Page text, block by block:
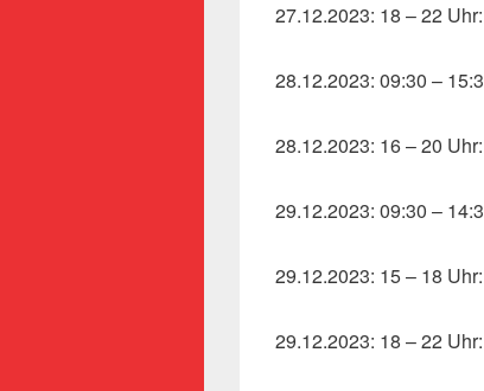
27.12.2023: 18 – 22
28.12.2023: 09:30 –
28.12.2023: 16 – 20
29.12.2023: 09:30 –
29.12.2023: 15 – 18
29.12.2023: 18 – 22